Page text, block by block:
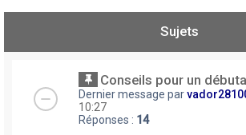
Sujets
Conseils pour un
Dernier message par
10:27
Réponses : 14